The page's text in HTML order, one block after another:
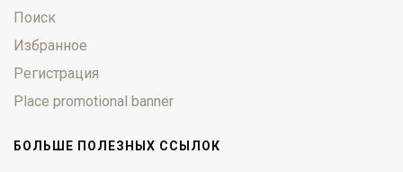
Поиск
Избранное
Регистрация
Place promotional banner
БОЛЬШЕ ПОЛЕЗНЫХ ССЫЛОК